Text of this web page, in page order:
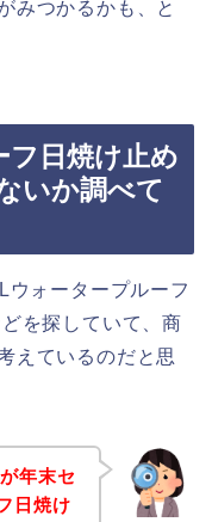
みつかるかも、と
日焼け止め
いか調べて
ウォータープルーフ
を探していて、商
えているのだと思
年末セ
日焼け